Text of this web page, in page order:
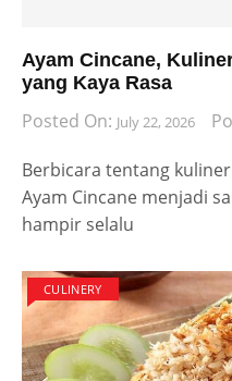
Ayam Cincane,
yang Kaya Rasa
Posted On: July 22, 2026
Berbicara tentang
Ayam Cincane menjadi
hampir selalu
CULINERY